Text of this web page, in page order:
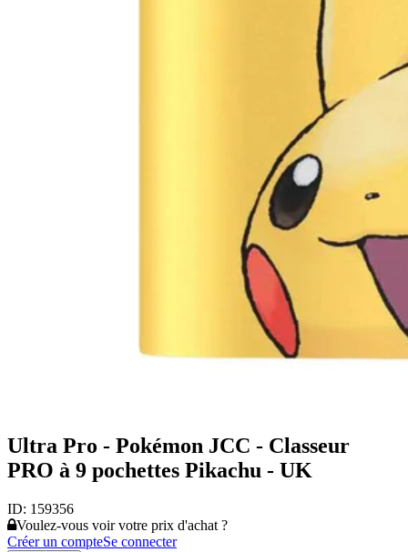
Ultra Pro - Pokémon JCC - Classeur
PRO à 9 pochettes Pikachu - UK
ID: 159356
Voulez-vous voir votre prix d'achat ?
Créer un compteSe connecter